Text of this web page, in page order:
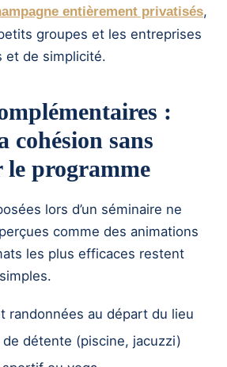
entièrement privatisés,
groupes et les entreprises
et de simplicité.
:
cohésion sans
le programme
lors d’un séminaire ne
comme des animations
les plus efficaces restent
randonnées au départ du lieu
détente (piscine, jacuzzi)